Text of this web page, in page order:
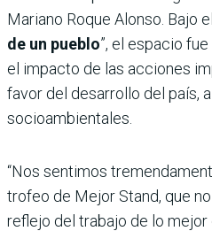
Mariano Roque Alonso. Bajo
de un pueblo”, el espacio
el impacto de las acciones
favor del desarrollo del país,
socioambientales.
“Nos sentimos
trofeo de Mejor Stand, que
reflejo del trabajo de lo mejor